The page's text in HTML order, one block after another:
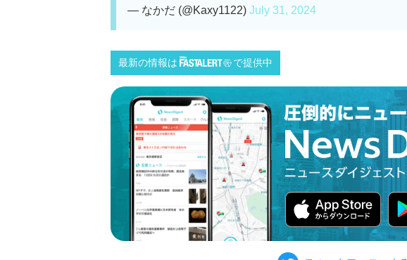
— なかだ (@Kaxy1122) July 31, 2024
最新の情報は で提供中